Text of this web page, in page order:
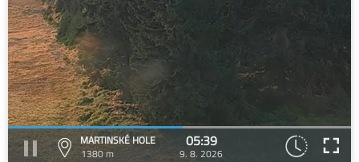
MARTINSKÉ HOLE
1380 m
05:39
9. 8. 2026